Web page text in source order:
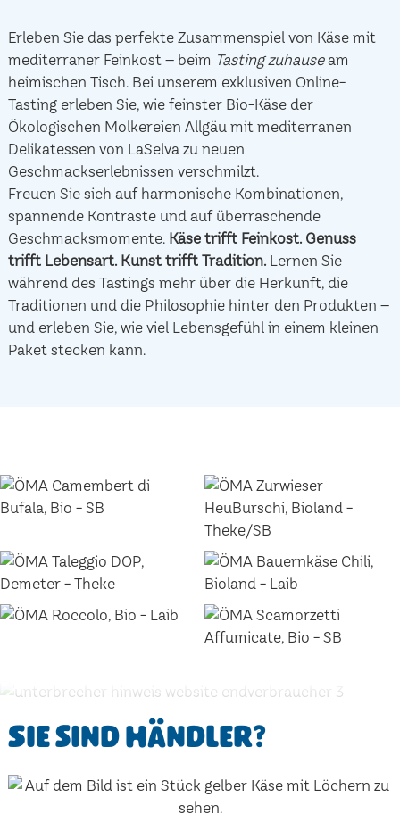
Erleben Sie das perfekte Zusammenspiel von Käse mit
mediterraner Feinkost – beim Tasting zuhauseam
heimischen Tisch. Bei unserem exklusiven Online-
Tasting erleben Sie, wie feinster Bio-Käse der
Ökologischen Molkereien Allgäu mit mediterranen
Delikatessen von LaSelva zu neuen
Geschmackserlebnissen verschmilzt.
Freuen Sie sich auf harmonische Kombinationen,
spannende Kontraste und auf überraschende
Geschmacksmomente. Käse trifft Feinkost. Genuss
trifft Lebensart. Kunst trifft Tradition.Lernen Sie
während des Tastings mehr über die Herkunft, die
Traditionen und die Philosophie hinter den Produkten –
und erleben Sie, wie viel Lebensgefühl in einem kleinen
Paket stecken kann.
Sie sind Händler?